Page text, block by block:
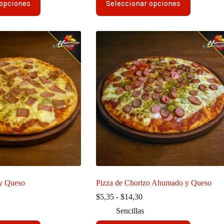
$4,35
Seleccionar opciones
producto
tiene
variantes.
pueden
elegir
en
la
página
de
producto
Queso
Pizza de Chorizo Ahumado y Queso
$5,35 - $14,30Rango
precios:
Sencillas